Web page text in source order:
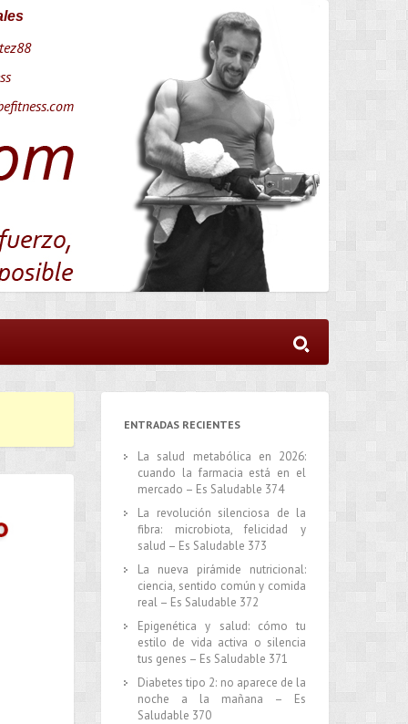
ENTRADAS RECIENTES
La salud metabólica en 2026:
cuando la farmacia está en el
mercado – Es Saludable 374
La revolución silenciosa de la
fibra: microbiota, felicidad y
salud – Es Saludable 373
La nueva pirámide nutricional:
ciencia, sentido común y comida
real – Es Saludable 372
Epigenética y salud: cómo tu
estilo de vida activa o silencia
tus genes – Es Saludable 371
Diabetes tipo 2: no aparece de la
noche a la mañana – Es
Saludable 370